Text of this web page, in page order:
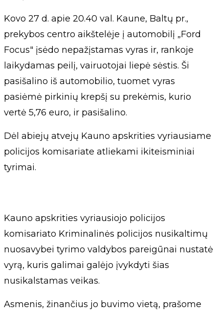
Kovo 27 d. apie 20.40 val. Kaune, Baltų pr.,
prekybos centro aikštelėje į automobilį „Ford
Focus" įsėdo nepažįstamas vyras ir, rankoje
laikydamas peilį, vairuotojai liepė sėstis. Ši
pasišalino iš automobilio, tuomet vyras
pasiėmė pirkinių krepšį su prekėmis, kurio
vertė 5,76 euro, ir pasišalino.
Dėl abiejų atvejų Kauno apskrities vyriausiame
policijos komisariate atliekami ikiteisminiai
tyrimai.
Kauno apskrities vyriausiojo policijos
komisariato Kriminalinės policijos nusikaltimų
nuosavybei tyrimo valdybos pareigūnai nustatė
vyrą, kuris galimai galėjo įvykdyti šias
nusikalstamas veikas.
Asmenis, žinančius jo buvimo vietą, prašome